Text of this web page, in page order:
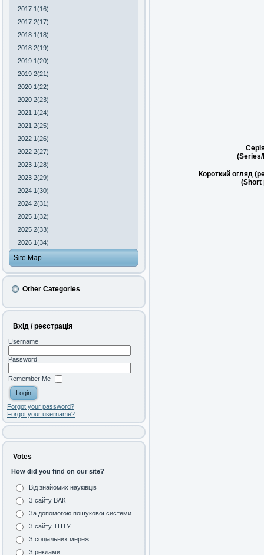
2017 1(16)
2017 2(17)
2018 1(18)
2018 2(19)
2019 1(20)
2019 2(21)
2020 1(22)
2020 2(23)
2021 1(24)
2021 2(25)
2022 1(26)
2022 2(27)
2023 1(28)
2023 2(29)
2024 1(30)
2024 2(31)
2025 1(32)
2025 2(33)
2026 1(34)
Site Map
Other Categories
Вхід / реєстрація
Username
Password
Remember Me
Forgot your password?
Forgot your username?
Votes
How did you find on our site?
Від знайомих науківців
З сайту ВАК
За допомогою пошукової системи
З сайту ТНТУ
З соціальних мереж
З реклами
Короткий огляд
(Short